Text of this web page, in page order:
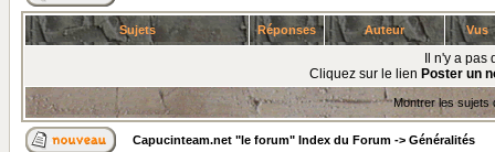
Sujets Réponses Auteur Vus
Il n'y a
Cliquez sur le lien Poster un
Montrer les sujets
Capucinteam.net "le forum" Index du Forum -> Généralités